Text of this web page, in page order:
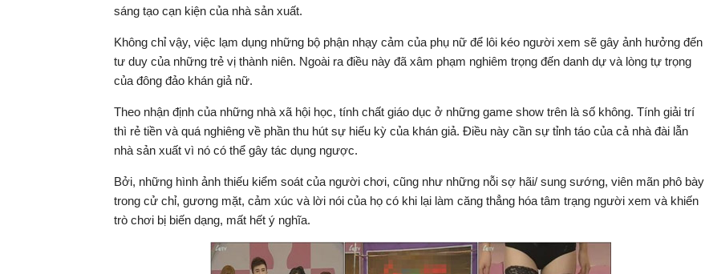
sáng tạo cạn kiện của nhà sản xuất.
Không chỉ vậy, việc lạm dụng những bộ phận nhạy cảm của phụ nữ để lôi kéo người xem sẽ gây ảnh hưởng đến
tư duy của những trẻ vị thành niên. Ngoài ra điều này đã xâm phạm nghiêm trọng đến danh dự và lòng tự trọng
của đông đảo khán giả nữ.
Theo nhận định của những nhà xã hội học, tính chất giáo dục ở những game show trên là số không. Tính giải trí
thì rẻ tiền và quá nghiêng về phần thu hút sự hiếu kỳ của khán giả. Điều này cần sự tỉnh táo của cả nhà đài lẫn
nhà sản xuất vì nó có thể gây tác dụng ngược.
Bởi, những hình ảnh thiếu kiểm soát của người chơi, cũng như những nỗi sợ hãi/ sung sướng, viên mãn phô bày
trong cử chỉ, gương mặt, cảm xúc và lời nói của họ có khi lại làm căng thẳng hóa tâm trạng người xem và khiến
trò chơi bị biến dạng, mất hết ý nghĩa.